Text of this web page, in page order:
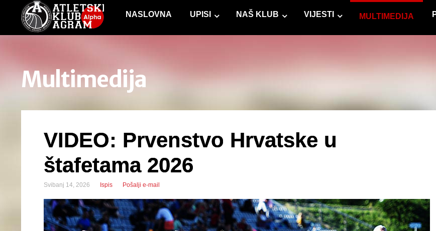
NASLOVNA UPISI NAŠ KLUB VIJESTI MULTIMEDIJA
Multimedija
VIDEO: Prvenstvo Hrvatske u
štafetama 2026
Svibanj 14, 2026 Ispis Pošalji e-mail